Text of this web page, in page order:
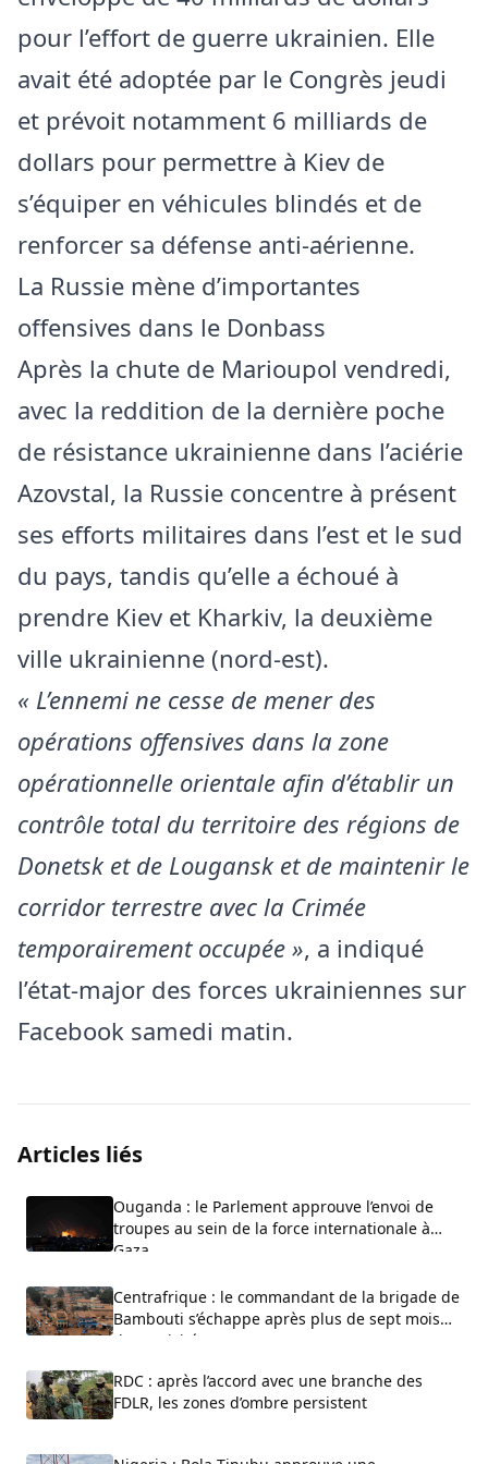
pour l’effort de guerre ukrainien. Elle
avait été adoptée par le Congrès jeudi
et prévoit notamment 6 milliards de
dollars pour permettre à Kiev de
s’équiper en véhicules blindés et de
renforcer sa défense anti-aérienne.
La Russie mène d’importantes
offensives dans le Donbass
Après la chute de Marioupol vendredi,
avec la reddition de la dernière poche
de résistance ukrainienne dans l’aciérie
Azovstal, la Russie concentre à présent
ses efforts militaires dans l’est et le sud
du pays, tandis qu’elle a échoué à
prendre Kiev et Kharkiv, la deuxième
ville ukrainienne (nord-est).
« L’ennemi ne cesse de mener des
opérations offensives dans la zone
opérationnelle orientale afin d’établir un
contrôle total du territoire des régions de
Donetsk et de Lougansk et de maintenir le
corridor terrestre avec la Crimée
temporairement occupée », a indiqué
l’état-major des forces ukrainiennes sur
Facebook samedi matin.
Articles liés
Ouganda : le Parlement approuve l’envoi de
troupes au sein de la force internationale à
Gaza
Centrafrique : le commandant de la brigade de
Bambouti s’échappe après plus de sept mois
de captivité
RDC : après l’accord avec une branche des
FDLR, les zones d’ombre persistent